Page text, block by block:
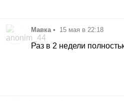
Мавка • 15 мая в 22:18
Раз в 2 недели